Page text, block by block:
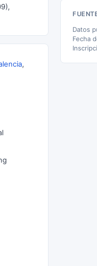
,
Datos
Fecha